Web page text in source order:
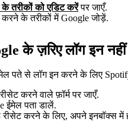
तरीकों को एडिट करेंपर जाएँ.
के तरीकों में Google जोड़ें.
के ज़रिए लॉग इन नहीं
पते से लॉग इन करने के लिए Spotify
रीसेट करने वाले फ़ॉर्म पर जाएँ.
ईमेल पता डालें.
रीसेट करने के लिए, अपने इनबॉक्स